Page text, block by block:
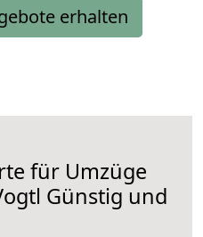
erhalten
für Umzüge
Günstig und